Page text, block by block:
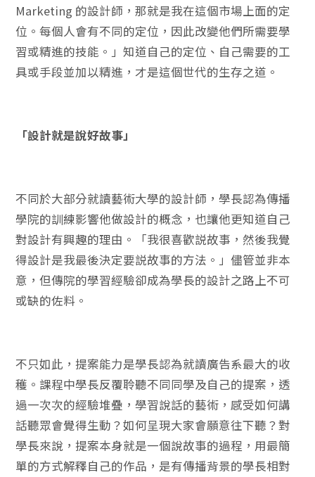
Marketing 的設計師，那就是我在這個市場上面的定
位。每個人會有不同的定位，因此改變他們所需要學
習或精進的技能。」知道自己的定位、自己需要的工
具或手段並加以精進，才是這個世代的生存之道。
「設計就是說好故事」
不同於大部分就讀藝術大學的設計師，學長認為傳播
學院的訓練影響他做設計的概念，也讓他更知道自己
對設計有興趣的理由。「我很喜歡説故事，然後我覺
得設計是我最後決定要説故事的方法。」儘管並非本
意，但傳院的學習經驗卻成為學長的設計之路上不可
或缺的佐料。
不只如此，提案能力是學長認為就讀廣告系最大的收
穫。課程中學長反覆聆聽不同同學及自己的提案，透
過一次次的經驗堆疊，學習說話的藝術，感受如何講
話聽眾會覺得生動？如何呈現大家會願意往下聽？對
學長來說，提案本身就是一個說故事的過程，用最簡
單的方式解釋自己的作品，是有傳播背景的學長相對